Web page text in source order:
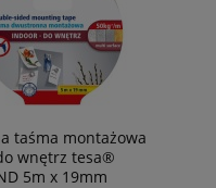
taśma montażowa
wnętrz tesa®
5m x 19mm